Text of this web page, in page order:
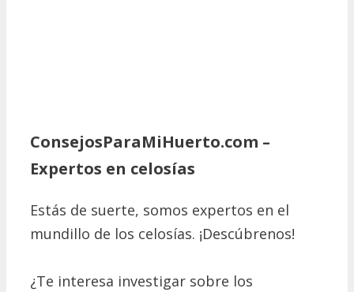
ConsejosParaMiHuerto.com –
Expertos en celosías
Estás de suerte, somos expertos en el
mundillo de los celosías. ¡Descúbrenos!
¿Te interesa investigar sobre los